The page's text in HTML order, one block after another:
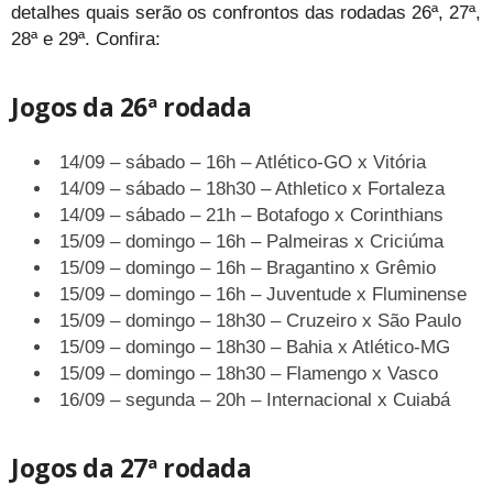
detalhes quais serão os confrontos das rodadas 26ª, 27ª,
28ª e 29ª. Confira:
Jogos da 26ª rodada
14/09 – sábado – 16h – Atlético-GO x Vitória
14/09 – sábado – 18h30 – Athletico x Fortaleza
14/09 – sábado – 21h – Botafogo x Corinthians
15/09 – domingo – 16h – Palmeiras x Criciúma
15/09 – domingo – 16h – Bragantino x Grêmio
15/09 – domingo – 16h – Juventude x Fluminense
15/09 – domingo – 18h30 – Cruzeiro x São Paulo
15/09 – domingo – 18h30 – Bahia x Atlético-MG
15/09 – domingo – 18h30 – Flamengo x Vasco
16/09 – segunda – 20h – Internacional x Cuiabá
Jogos da 27ª rodada